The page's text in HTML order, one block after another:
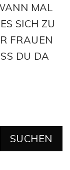
MAL
SICH ZU
FRAUEN
DU DA